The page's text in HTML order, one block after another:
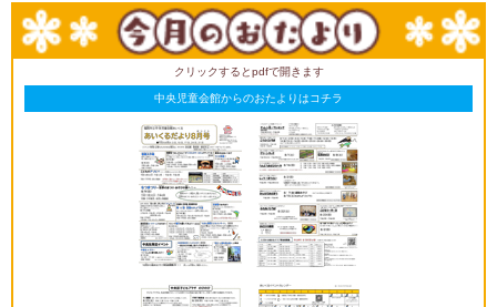
クリックするとpdfで開きます
中央児童会館からのおたよりはコチラ